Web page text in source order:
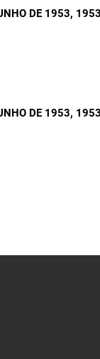
DE 1953,
DE 1953,